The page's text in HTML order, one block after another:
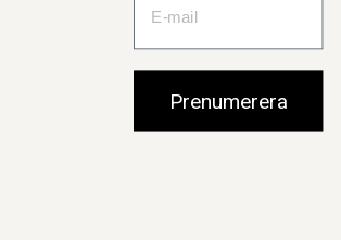
Prenumerera